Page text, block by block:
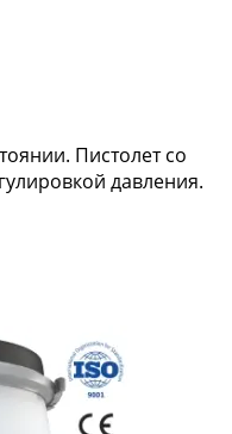
Пистолет со
давления.